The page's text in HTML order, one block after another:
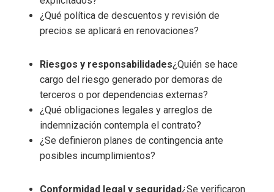
¿Qué política de descuentos y revisión de
precios se aplicará en renovaciones?
Riesgos y responsabilidades¿Quién se hace
cargo del riesgo generado por demoras de
terceros o por dependencias externas?
¿Qué obligaciones legales y arreglos de
indemnización contempla el contrato?
¿Se definieron planes de contingencia ante
posibles incumplimientos?
Conformidad legal y seguridad¿Se verificaron